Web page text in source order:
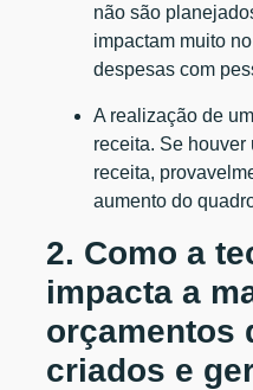
não são
impactam muito
despesas com
A realização de
receita. Se
receita,
aumento do
2. Como a
impacta a
orçamentos
criados e